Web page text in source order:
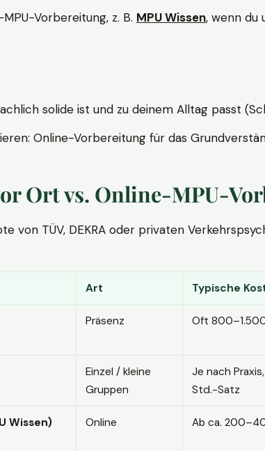
Vorbereitung, z. B. MPU Wissen, wenn du
solide ist und zu deinem Alltag passt
Online-Vorbereitung für das
Ort vs. Online-MPU-
von TÜV, DEKRA oder privaten
Art Typische
Präsenz Oft
Einzel / kleine
Gruppen
Je nach
Std.-Satz
Wissen)
Online Ab ca.